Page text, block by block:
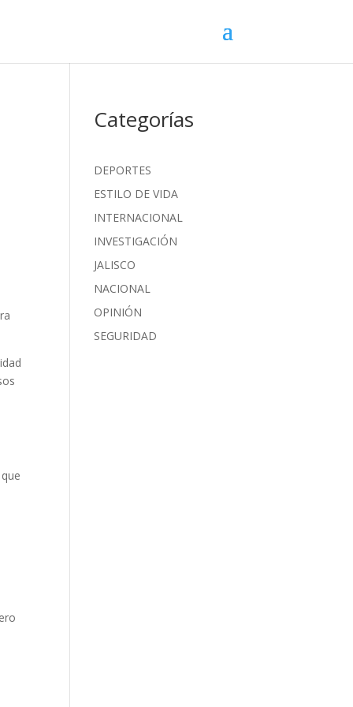
Categorías
DEPORTES
ESTILO DE VIDA
INTERNACIONAL
INVESTIGACIÓN
JALISCO
NACIONAL
OPINIÓN
SEGURIDAD